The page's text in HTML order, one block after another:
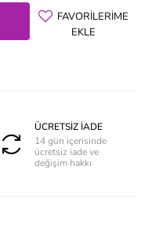
FAVORİLERİME
EKLE
ÜCRETSİZ İADE
14 gün içerisinde
ücretsiz iade ve
değişim hakkı